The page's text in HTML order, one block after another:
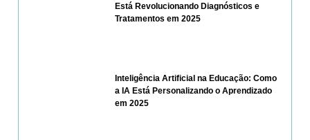
Está Revolucionando Diagnósticos e
Tratamentos em 2025
Inteligência Artificial na Educação: Como
a IA Está Personalizando o Aprendizado
em 2025